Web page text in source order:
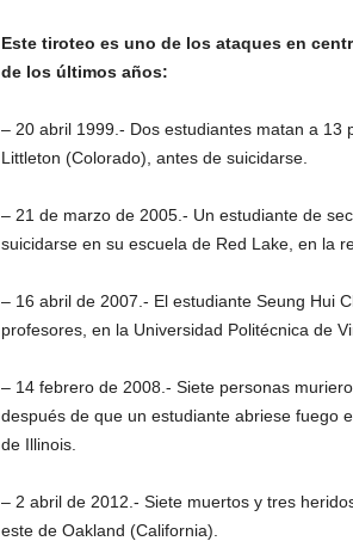
Este tiroteo es uno de los ataques en
de los últimos años:
– 20 abril 1999.- Dos estudiantes matan a 13
Littleton (Colorado), antes de suicidarse.
– 21 de marzo de 2005.- Un estudiante de
suicidarse en su escuela de Red Lake, en la
– 16 abril de 2007.- El estudiante Seung Hui
profesores, en la Universidad Politécnica de
– 14 febrero de 2008.- Siete personas
después de que un estudiante abriese fuego
de Illinois.
– 2 abril de 2012.- Siete muertos y tres
este de Oakland (California).